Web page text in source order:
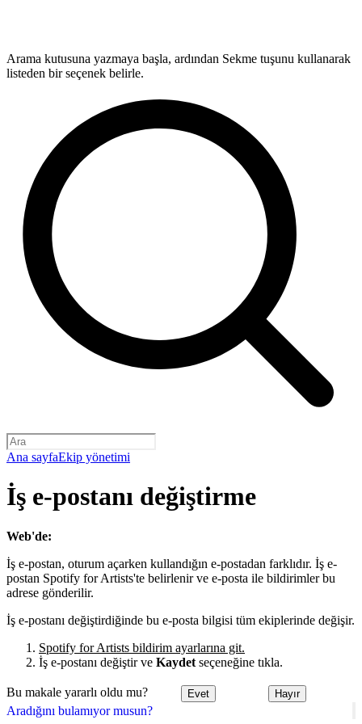
Arama kutusuna yazmaya başla, ardından Sekme tuşunu kullanarak
listeden bir seçenek belirle.
Ana sayfaEkip yönetimi
Aradığını bulamıyor musun?
İş e-postanı değiştirme
Web'de:
İş e-postan, oturum açarken kullandığın e-postadan farklıdır. İş e-
postan Spotify for Artists'te belirlenir ve e-posta ile bildirimler bu
adrese gönderilir.
İş e-postanı değiştirdiğinde bu e-posta bilgisi tüm ekiplerinde değişir.
Spotify for Artists bildirim ayarlarına git.
İş e-postanı değiştir ve Kaydet seçeneğine tıkla.
Bu makale yararlı oldu mu? Evet Hayır